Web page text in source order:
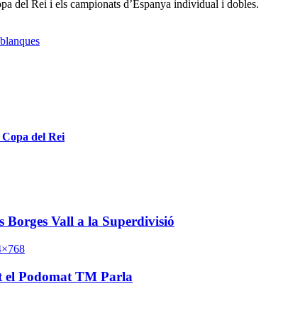
del Rei i els campionats d’Espanya individual i dobles.
del Rei
Borges Vall a la Superdivisió
el Podomat TM Parla